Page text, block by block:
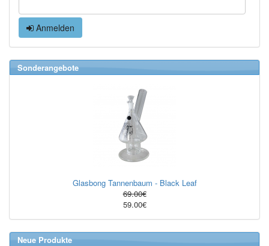
Anmelden
Sonderangebote
Glasbong Tannenbaum - Black Leaf
69.00€
59.00€
Neue Produkte